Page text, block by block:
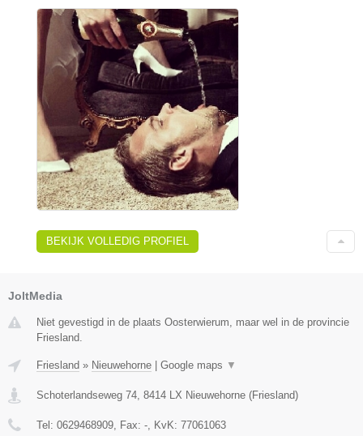
BEKIJK VOLLEDIG PROFIEL
JoltMedia
Niet gevestigd in de plaats Oosterwierum, maar wel in de provincie
Friesland.
Friesland » Nieuwehorne | Google maps ▼
Schoterlandseweg 74 8414 LX Nieuwehorne (Friesland)
Tel: 0629468909 , Fax: - , KvK: 77061063